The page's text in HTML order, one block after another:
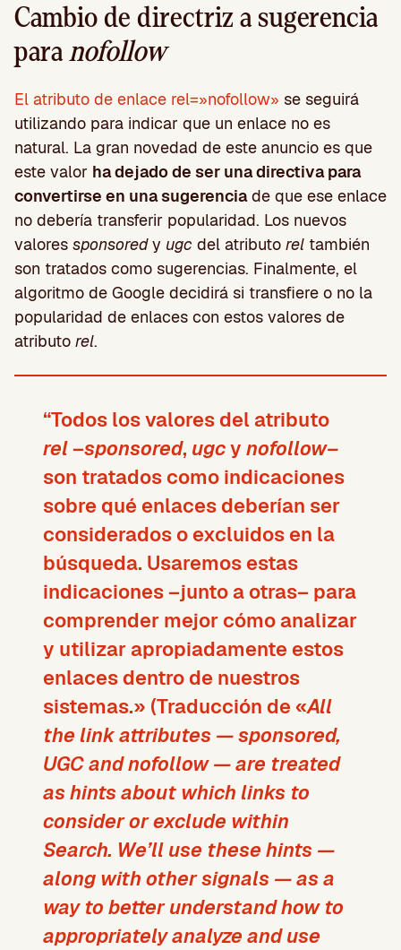
Cambio de directriz a sugerencia
para nofollow
El atributo de enlace rel=»nofollow» se seguirá
utilizando para indicar que un enlace no es
natural. La gran novedad de este anuncio es que
este valor ha dejado de ser una directiva para
convertirse en una sugerenciade que ese enlace
no debería transferir popularidad. Los nuevos
valores sponsoredy ugc del atributo rel también
son tratados como sugerencias. Finalmente, el
algoritmo de Google decidirá si transfiere o no la
popularidad de enlaces con estos valores de
atributo rel.
“Todos los valores del atributo
rel–sponsored, ugcy nofollow–
son tratados como indicaciones
sobre qué enlaces deberían ser
considerados o excluidos en la
búsqueda. Usaremos estas
indicaciones –junto a otras– para
comprender mejor cómo analizar
y utilizar apropiadamente estos
enlaces dentro de nuestros
sistemas.» (Traducción de «All
the link attributes — sponsored,
UGC and nofollow — are treated
as hints about which links to
consider or exclude within
Search. We’ll use these hints —
along with other signals — as a
way to better understand how to
appropriately analyze and use